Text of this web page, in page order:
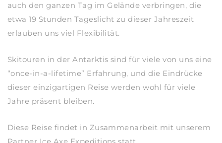
auch den ganzen Tag im Gelände verbringen, die
etwa 19 Stunden Tageslicht zu dieser Jahreszeit
erlauben uns viel Flexibilität.
Skitouren in der Antarktis sind für viele von uns eine
“once-in-a-lifetime” Erfahrung, und die Eindrücke
dieser einzigartigen Reise werden wohl für viele
Jahre präsent bleiben.
Diese Reise findet in Zusammenarbeit mit unserem